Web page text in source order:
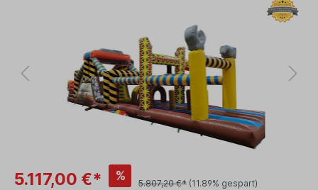
5.117,00 €* %
5.807,20 €* (11.89% gespart)